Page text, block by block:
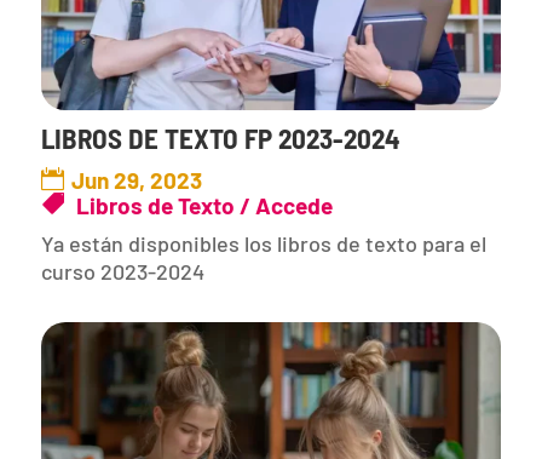
LIBROS DE TEXTO FP 2023-2024
Jun 29, 2023
Libros de Texto / Accede
Ya están disponibles los libros de texto para el
curso 2023-2024